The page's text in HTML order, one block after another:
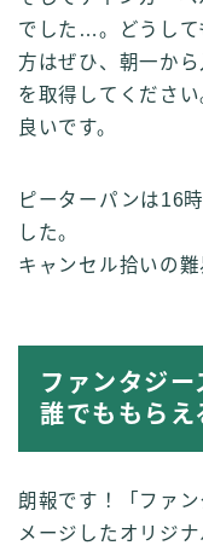
でした…。どうして
方はぜひ、朝一か
を取得してくださ
良いです。
ピーターパンは16
した。
キャンセル拾いの難
ファンタジ
誰でももらえ
朗報です！「ファ
メージしたオリジ